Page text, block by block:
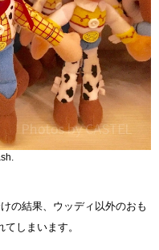
の結果、ウッディ以外のおも
しまいます。